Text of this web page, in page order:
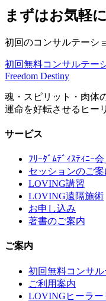
まずはお気軽
初回のコンサルテーシ
初回無料コンサルテー
Freedom Destiny
魂・スピリット・肉体
運命を好転させるヒー
サービス
ﾌﾘｰﾀﾞﾑﾃﾞｨｽﾃｨﾆｰ会
セッションのご案
LOVING講習
LOVING遠隔施術
お申し込み
著書のご案内
ご案内
初回無料コンサ
ご利用案内
LOVINGヒーラー